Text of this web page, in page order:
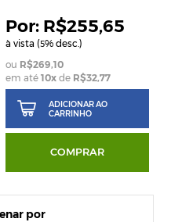
R$255,65
à vista (5% desc.)
R$269,10
em até 10xde R$32,77
ADICIONAR AO
CARRINHO
COMPRAR
por